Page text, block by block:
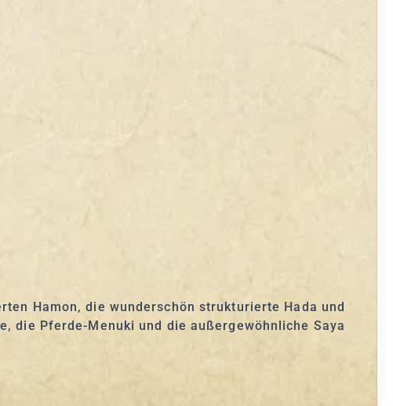
Hamon, die wunderschön strukturierte Hada und
die Pferde-Menuki und die außergewöhnliche Saya